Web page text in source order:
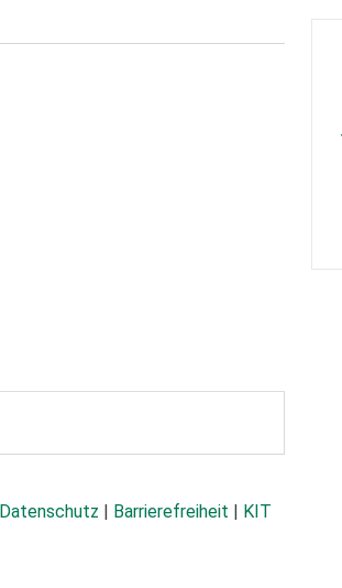
Datenschutz Barrierefreiheit KIT